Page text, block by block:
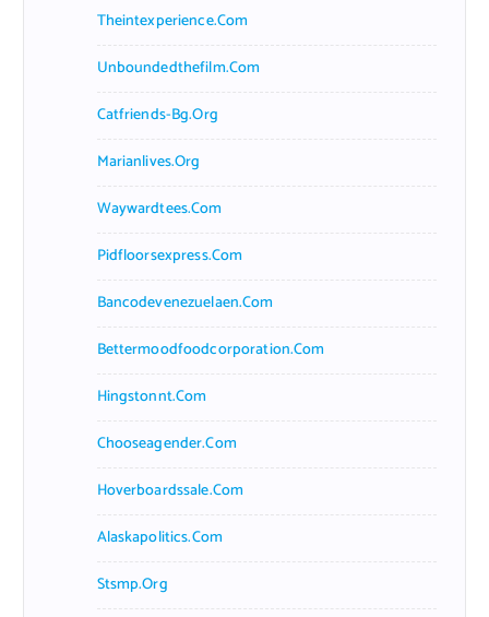
Theintexperience.com
Unboundedthefilm.com
Catfriends-Bg.org
Marianlives.org
Waywardtees.com
Pidfloorsexpress.com
Bancodevenezuelaen.com
Bettermoodfoodcorporation.com
Hingstonnt.com
Chooseagender.com
Hoverboardssale.com
Alaskapolitics.com
Stsmp.org